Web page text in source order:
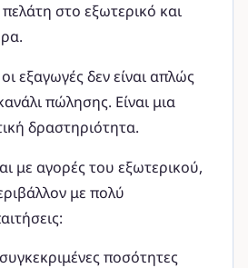
στο εξωτερικό και
εξαγωγές δεν είναι απλώς
πώλησης. Είναι μια
δραστηριότητα.
με αγορές του εξωτερικού,
με πολύ
ποσότητες